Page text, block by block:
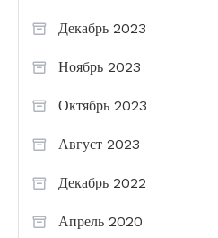
Декабрь 2023
Ноябрь 2023
Октябрь 2023
Август 2023
Декабрь 2022
Апрель 2020